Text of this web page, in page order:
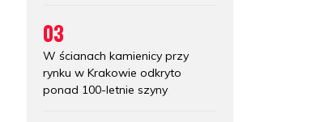
03
W ścianach kamienicy przy
rynku w Krakowie odkryto
ponad 100-letnie szyny